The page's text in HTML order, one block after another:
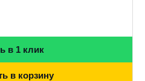
в 1 клик
в корзину